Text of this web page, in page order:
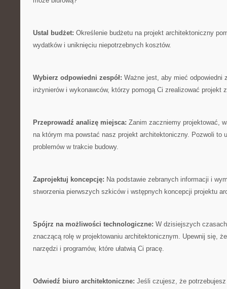
Ustal budżet: Określenie budżetu na projekt architektoniczny
wydatków i uniknięciu niepotrzebnych kosztów.
Wybierz odpowiedni⁢ zespół: Ważne jest, aby mieć odpowiedni
inżynierów i wykonawców, którzy pomogą Ci zrealizować projekt
Przeprowadź analizę miejsca: Zanim zaczniemy projektować,
na którym ‍ma powstać nasz projekt architektoniczny.⁣ Pozwoli to
problemów w trakcie budowy.
Zaprojektuj koncepcję: Na podstawie zebranych informacji i
stworzenia ​pierwszych szkiców i wstępnych koncepcji projektu
Spójrz na możliwości technologiczne: W dzisiejszych
znaczącą rolę w projektowaniu architektonicznym. Upewnij się,
narzędzi i programów, które ułatwią Ci pracę.
Odwiedź biuro architektoniczne: Jeśli czujesz, że